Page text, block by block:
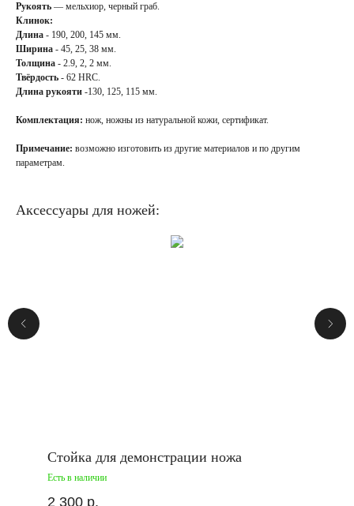
Рукоять — мельхиор, черный граб.
Клинок:
Длина - 190, 200, 145 мм.
Ширина - 45, 25, 38 мм.
Толщина - 2.9, 2, 2 мм.
Твёрдость - 62 HRC.
Длина рукояти -130, 125, 115 мм.
Комплектация: нож, ножны из натуральной кожи, сертификат.
Примечание: возможно изготовить из другие материалов и по другим
параметрам.
Аксессуары для ножей:
Стойка для демонстрации ножа
Есть в наличии
2 300 р.